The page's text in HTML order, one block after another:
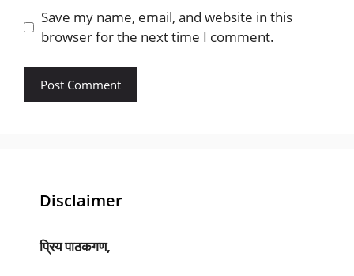
Save my name, email, and website in this
browser for the next time I comment.
Disclaimer
प्रिय पाठकगण,